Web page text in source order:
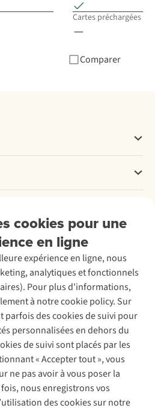
Cartes préchargées
Comparer
cookies pour une
en ligne
expérience en ligne, nous
analytiques et fonctionnels
Pour plus d'informations,
à notre cookie policy. Sur
parfois des cookies de suivi pour
personnalisées en dehors du
de suivi sont placés par les
« Accepter tout », vous
ne pas avoir à vous poser la
nous enregistrons vos
des cookies sur notre
nous